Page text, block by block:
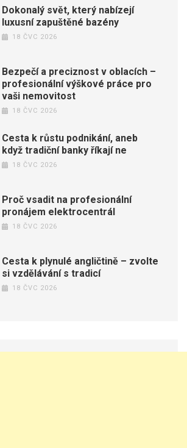
Dokonalý svět, který nabízejí
luxusní zapuštěné bazény
18 ČVC 2026
Bezpečí a preciznost v oblacích –
profesionální výškové práce pro
vaši nemovitost
18 ČVC 2026
Cesta k růstu podnikání, aneb
když tradiční banky říkají ne
18 ČVC 2026
Proč vsadit na profesionální
pronájem elektrocentrál
18 ČVC 2026
Cesta k plynulé angličtině – zvolte
si vzdělávání s tradicí
18 ČVC 2026